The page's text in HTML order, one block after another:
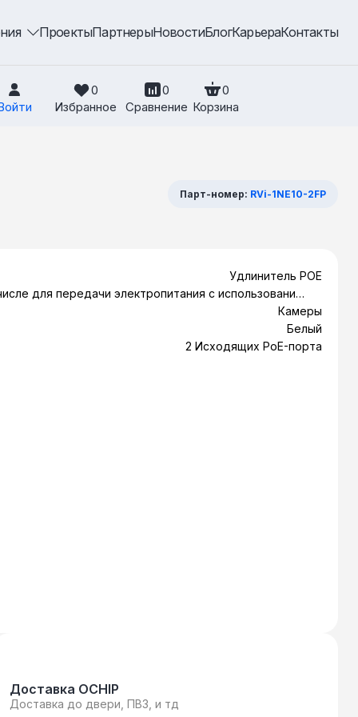
ПроектыПартнерыНовостиБлогКарьераКонтакты
0
Избранное
0
Сравнение
0
Корзина
Парт-номер: RVi-1NE10-2FP
Удлинитель POE
для передачи электропитания с использованием
PoE., Повторитель линии Ethernet сигнала с PoE – RVi-
2FP служит для увеличения длины линии Ethernet при
подключении сетевых камер видеонаблюдения
Камеры
Белый
2 Исходящих PoE-порта
Доставка OCHIP
Доставка до двери, ПВЗ, и тд